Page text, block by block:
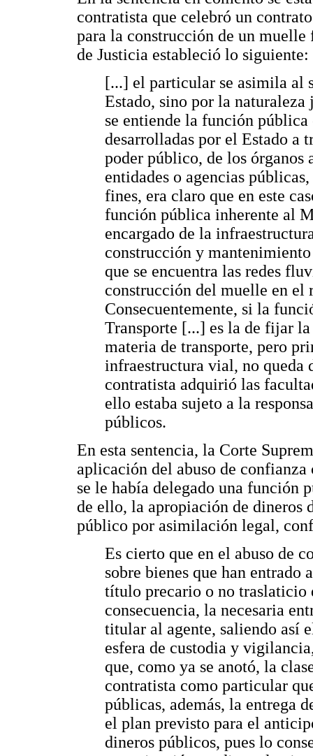
contratista que celebró un
para la construcción de un
de Justicia estableció lo siguiente:
[...] el particular se asimila al
Estado, sino por la
se entiende la función
desarrolladas por el Estado a
poder público, de los órganos
entidades o agencias
fines, era claro que en este
función pública inherente al
encargado de la
construcción y
que se encuentra las redes
construcción del muelle en el
Consecuentemente, si la
Transporte [...] es la de fijar
materia de transporte, pero
infraestructura vial, no queda
contratista adquirió las
ello estaba sujeto a la
públicos.
En esta sentencia, la Corte
aplicación del abuso de
se le había delegado una función
de ello, la apropiación de dineros
público por asimilación legal,
Es cierto que en el abuso de
sobre bienes que han
título precario o no
consecuencia, la necesaria
titular al agente, saliendo así
esfera de custodia y
que, como ya se anotó, la
contratista como particular
públicas, además, la entrega
el plan previsto para el
dineros públicos, pues lo